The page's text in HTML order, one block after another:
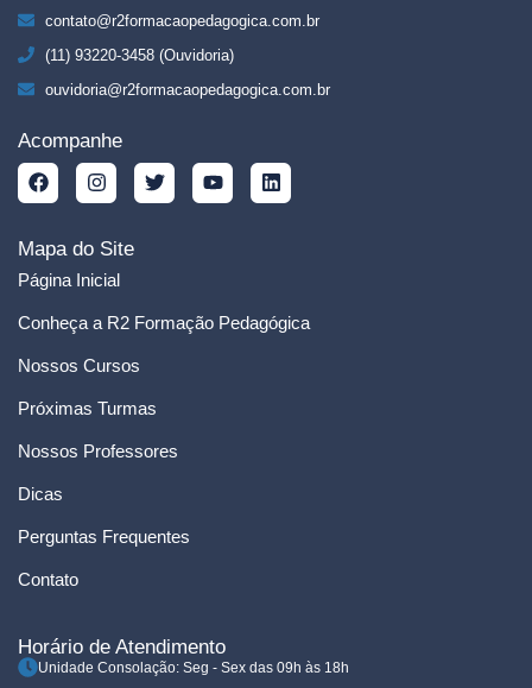
contato@r2formacaopedagogica.com.br
(11) 93220-3458 (Ouvidoria)
ouvidoria@r2formacaopedagogica.com.br
Acompanhe
Mapa do Site
Página Inicial
Conheça a R2 Formação Pedagógica
Nossos Cursos
Próximas Turmas
Nossos Professores
Dicas
Perguntas Frequentes
Contato
Horário de Atendimento
Unidade Consolação: Seg - Sex das 09h às 18h